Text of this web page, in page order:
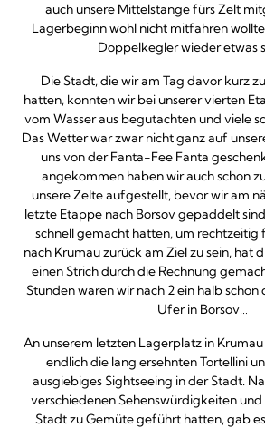
auch unsere Mittelstange fürs Zelt
Lagerbeginn wohl nicht mitfahren
Doppelkegler wieder etwas
Die Stadt, die wir am Tag davor kurz
hatten, konnten wir bei unserer vierten
vom Wasser aus begutachten und viele
Das Wetter war zwar nicht ganz auf
uns von der Fanta-Fee Fanta
angekommen haben wir auch schon
unsere Zelte aufgestellt, bevor wir am
letzte Etappe nach Borsov gepaddelt
schnell gemacht hatten, um rechtzeitig
nach Krumau zurück am Ziel zu sein, hat
einen Strich durch die Rechnung
Stunden waren wir nach 2 ein halb schon
Ufer in Borsov…
An unserem letzten Lagerplatz in
endlich die lang ersehnten Tortellini
ausgiebiges Sightseeing in der Stadt.
verschiedenen Sehenswürdigkeiten
Stadt zu Gemüte geführt hatten, gab